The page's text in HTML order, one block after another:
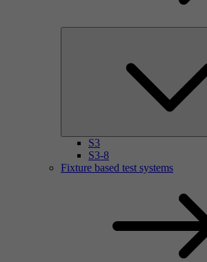
S3
S3-8
Fixture based test systems